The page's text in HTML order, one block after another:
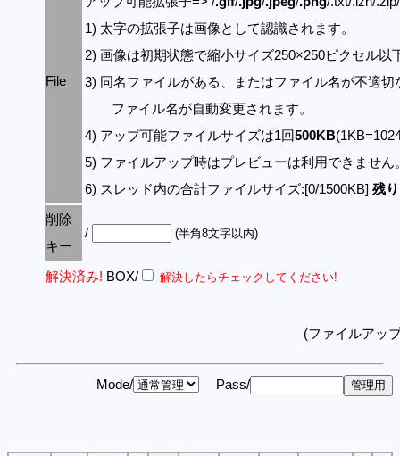
File
1) 太字の拡張子は画像として認識されます。
2) 画像は初期状態で縮小サイズ250×250ピクセル以
3) 同名ファイルがある、またはファイル名が不適切
ファイル名が自動変更されます。
4) アップ可能ファイルサイズは1回500KB
5) ファイルアップ時はプレビューは利用できません
6) スレッド内の合計ファイルサイズ:[0/1500KB] 残
削除
キー
/ (半角8文字以内)
解決済み! BOX/ 解決したらチェックしてください!
(ファイルアッ
Mode/ Pass/